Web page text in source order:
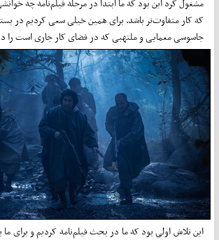
مشغول کرد این بود که ما ابتدا در مرحله فیلم‌نامه چه
که کار متفاوت‌تر باشد. برای همین خیلی سعی کردیم در بستر
جاسوسی معمایی و ملتهبی که در فضای کار جاری است را در
این تلاش اولی بود که ما در بحث فیلم‌نامه کردیم و برای